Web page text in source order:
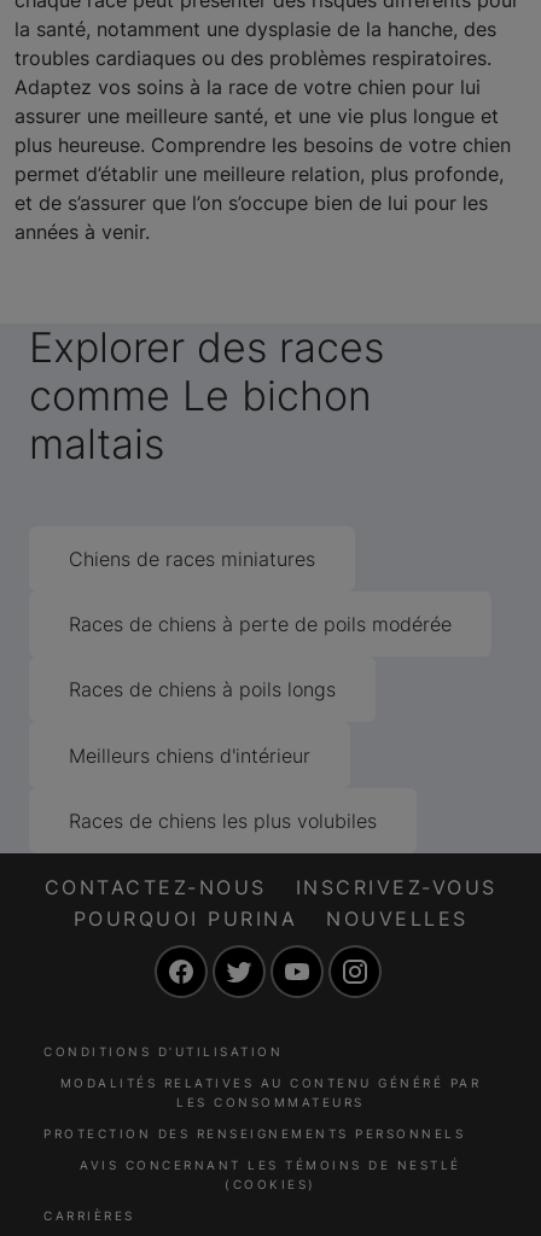
la santé, notamment une dysplasie de la hanche, des
troubles cardiaques ou des problèmes respiratoires.
Adaptez vos soins à la race de votre chien pour lui
assurer une meilleure santé, et une vie plus longue et
plus heureuse. Comprendre les besoins de votre chien
permet d’établir une meilleure relation, plus profonde,
et de s’assurer que l’on s’occupe bien de lui pour les
années à venir.
Explorer des races
comme Le bichon
maltais
Chiens de races miniatures
Races de chiens à perte de poils modérée
Races de chiens à poils longs
Meilleurs chiens d'intérieur
Races de chiens les plus volubiles
CONTACTEZ-NOUS
INSCRIVEZ-VOUS
POURQUOI PURINA
NOUVELLES
FacebookTwitter YouTube
CONDITIONS D’UTILISATION
MODALITÉS RELATIVES AU CONTENU GÉNÉRÉ PAR
LES CONSOMMATEURS
PROTECTION DES RENSEIGNEMENTS PERSONNELS
AVIS CONCERNANT LES TÉMOINS DE NESTLÉ
(COOKIES)
CARRIÈRES